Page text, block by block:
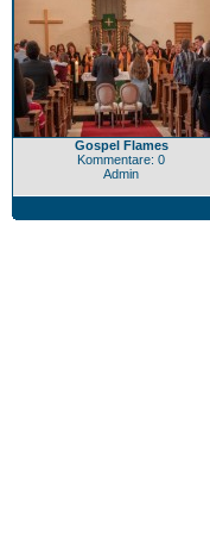
Gospel Flames
Kommentare: 0
Admin